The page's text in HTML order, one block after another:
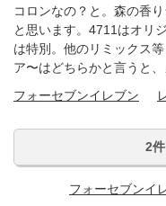
コロンなの？と。森の香
と思います。4711はオリ
は特別。他のリミックス
ア〜はどちらかと言うと
フォーセブンイレブン
2
フォーセブンイ